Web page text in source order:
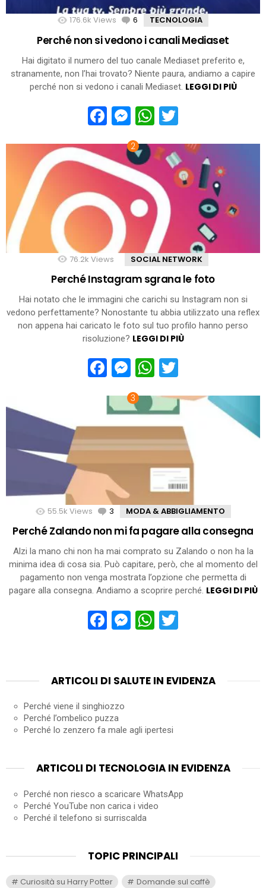
176.6k Views 6 Comments
TECNOLOGIA
Perché non si vedono i canali Mediaset
Hai digitato il numero del tuo canale Mediaset preferito e,
stranamente, non l’hai trovato? Niente paura, andiamo a capire
perché non si vedono i canali Mediaset. LEGGI DI PIÙ
Facebook
Messenger
WhatsApp
76.2k Views SOCIAL NETWORK
Perché Instagram sgrana le foto
Hai notato che le immagini che carichi su Instagram non si
vedono perfettamente? Nonostante tu abbia utilizzato una reflex
non appena hai caricato le foto sul tuo profilo hanno perso
risoluzione? LEGGI DI PIÙ
Facebook
Messenger
WhatsApp
55.5k Views 3 Comments
MODA & ABBIGLIAMENTO
Perché Zalando non mi fa pagare alla consegna
Alzi la mano chi non ha mai comprato su Zalando o non ha la
minima idea di cosa sia. Può capitare, però, che al momento del
pagamento non venga mostrata l’opzione che permetta di
pagare alla consegna. Andiamo a scoprire perché. LEGGI DI PIÙ
Facebook
Messenger
WhatsApp
ARTICOLI DI SALUTE IN EVIDENZA
Perché viene il singhiozzo
Perché l’ombelico puzza
Perché lo zenzero fa male agli ipertesi
ARTICOLI DI TECNOLOGIA IN EVIDENZA
Perché non riesco a scaricare WhatsApp
Perché YouTube non carica i video
Perché il telefono si surriscalda
TOPIC PRINCIPALI
Curiosità su Harry Potter Domande sul caffè